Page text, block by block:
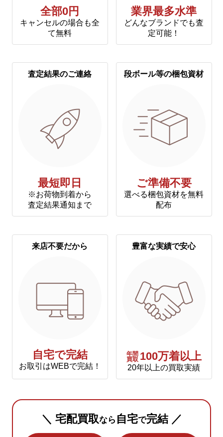
全部0円
キャンセルの場合も全
て無料
業界最多水準
どんなブランドでも査
定可能！
査定結果のご連絡
最短即日
※お荷物到着から
査定結果通知まで
段ボール等の梱包資材
ご準備不要
選べる梱包資材を無料
配布
来店不要だから
自宅で完結
お取引はWEBで完結！
豊富な実績で安心
年間
買取 100万着以上
20年以上の買取実績
＼ 宅配買取なら 自宅で完結 ／